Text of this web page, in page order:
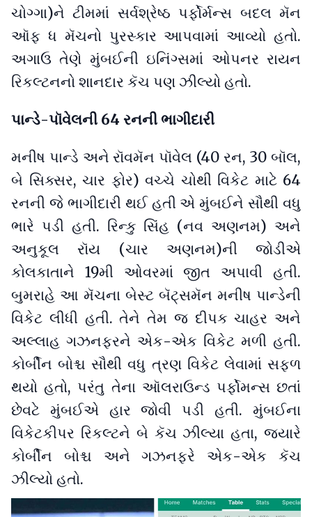
ચોગ્ગા)ને ટીમમાં સર્વશ્રેષ્ઠ પર્ફોર્મન્સ બદલ મૅન
ઑફ ધ મૅચનો પુરસ્કાર આપવામાં આવ્યો હતો.
અગાઉ તેણે મુંબઈની ઇનિંગ્સમાં ઓપનર રાયન
રિકલ્ટનનો શાનદાર કૅચ પણ ઝીલ્યો હતો.
પાન્ડે-પૉવેલની 64 રનની ભાગીદારી
મનીષ પાન્ડે અને રૉવમૅન પૉવેલ (40 રન, 30 બૉલ,
બે સિક્સર, ચાર ફોર) વચ્ચે ચોથી વિકેટ માટે 64
રનની જે ભાગીદારી થઈ હતી એ મુંબઈને સૌથી વધુ
ભારે પડી હતી. રિન્કુ સિંહ (નવ અણનમ) અને
અનુકૂલ રૉય (ચાર અણનમ)ની જોડીએ
કોલકાતાને 19મી ઓવરમાં જીત અપાવી હતી.
બુમરાહે આ મૅચના બેસ્ટ બૅટ્સમૅન મનીષ પાન્ડેની
વિકેટ લીધી હતી. તેને તેમ જ દીપક ચાહર અને
અલ્લાહ ગઝનફરને એક-એક વિકેટ મળી હતી.
કોર્બીન બોશ્ચ સૌથી વધુ ત્રણ વિકેટ લેવામાં સફળ
થયો હતો, પરંતુ તેના ઑલરાઉન્ડ પર્ફોમન્સ છતાં
છેવટે મુંબઈએ હાર જોવી પડી હતી. મુંબઈના
વિકેટકીપર રિકલ્ટને બે કૅચ ઝીલ્યા હતા, જયારે
કોર્બીન બોશ્ચ અને ગઝનફરે એક-એક કૅચ
ઝીલ્યો હતો.